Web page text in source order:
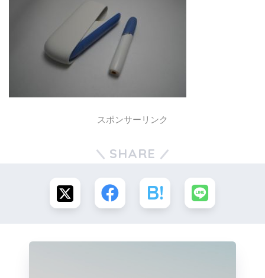
スポンサーリンク
SHARE